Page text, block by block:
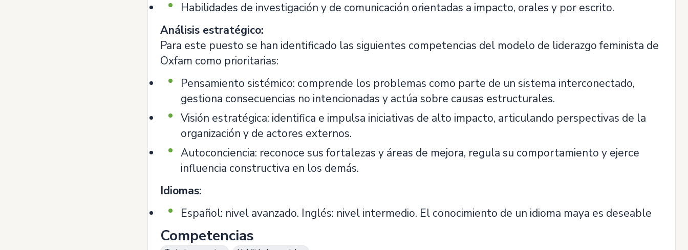
Habilidades de investigación y de comunicación orientadas a impacto, orales y por escrito.
Análisis estratégico:
Para este puesto se han identificado las siguientes competencias del modelo de liderazgo feminista de
Oxfam como prioritarias:
Pensamiento sistémico: comprende los problemas como parte de un sistema interconectado,
gestiona consecuencias no intencionadas y actúa sobre causas estructurales.
Visión estratégica: identifica e impulsa iniciativas de alto impacto, articulando perspectivas de la
organización y de actores externos.
Autoconciencia: reconoce sus fortalezas y áreas de mejora, regula su comportamiento y ejerce
influencia constructiva en los demás.
Idiomas:
Español: nivel avanzado. Inglés: nivel intermedio. El conocimiento de un idioma maya es deseable
Competencias